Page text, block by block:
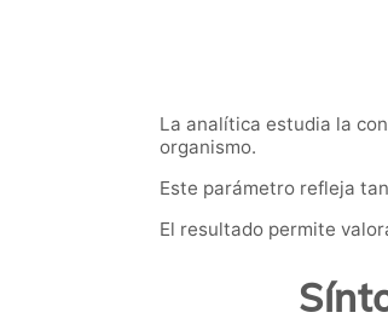
La analítica estudia la
organismo.
Este parámetro refleja
El resultado permite